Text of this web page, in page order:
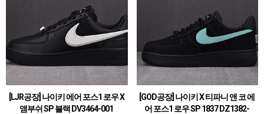
[LJR공장] 나이키 에어 포스1 로우 X
앰부쉬 SP 블랙 DV3464-001
[GOD공장] 나이키 X 티파니 앤 코 에
어 포스1 로우 SP 1837 DZ1382-